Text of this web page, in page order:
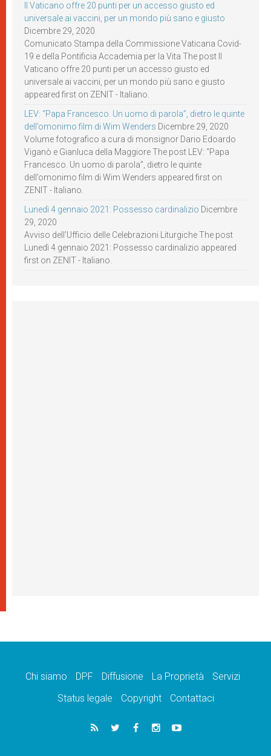
Il Vaticano offre 20 punti per un accesso giusto ed
universale ai vaccini, per un mondo più sano e giusto
Dicembre 29, 2020
Comunicato Stampa della Commissione Vaticana Covid-
19 e della Pontificia Accademia per la Vita The post Il
Vaticano offre 20 punti per un accesso giusto ed
universale ai vaccini, per un mondo più sano e giusto
appeared first on ZENIT - Italiano.
LEV: “Papa Francesco. Un uomo di parola”, dietro le quinte
dell’omonimo film di Wim Wenders Dicembre 29, 2020
Volume fotografico a cura di monsignor Dario Edoardo
Viganò e Gianluca della Maggiore The post LEV: “Papa
Francesco. Un uomo di parola”, dietro le quinte
dell’omonimo film di Wim Wenders appeared first on
ZENIT - Italiano.
Lunedì 4 gennaio 2021: Possesso cardinalizio Dicembre
29, 2020
Avviso dell’Ufficio delle Celebrazioni Liturgiche The post
Lunedì 4 gennaio 2021: Possesso cardinalizio appeared
first on ZENIT - Italiano.
Chi siamo DPF Diffusione La Proprietà
Servizi
Status legale
Copyright Contattaci